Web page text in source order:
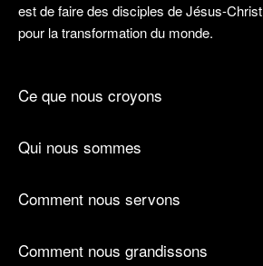
est de faire des disciples de Jésus-Christ
pour la transformation du monde.
Ce que nous croyons
Qui nous sommes
Comment nous servons
Comment nous grandissons